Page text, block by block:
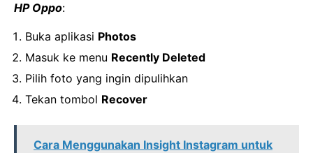
HP Oppo:
Buka aplikasi Photos
Masuk ke menu Recently Deleted
Pilih foto yang ingin dipulihkan
Tekan tombol Recover
Cara Menggunakan Insight Instagram untuk